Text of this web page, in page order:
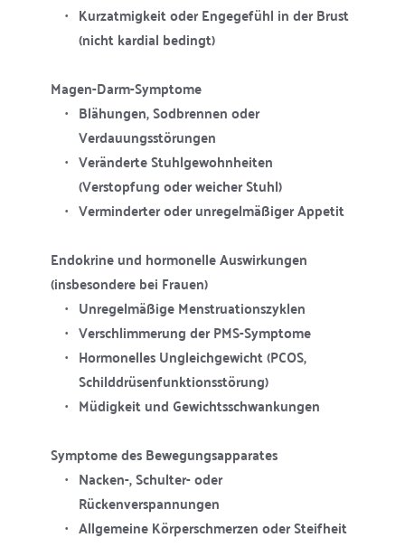
Kurzatmigkeit oder Engegefühl in der Brust
(nicht kardial bedingt)
Magen-Darm-Symptome
Blähungen, Sodbrennen oder
Verdauungsstörungen
Veränderte Stuhlgewohnheiten
(Verstopfung oder weicher Stuhl)
Verminderter oder unregelmäßiger Appetit
Endokrine und hormonelle Auswirkungen
(insbesondere bei Frauen)
Unregelmäßige Menstruationszyklen
Verschlimmerung der PMS-Symptome
Hormonelles Ungleichgewicht (PCOS,
Schilddrüsenfunktionsstörung)
Müdigkeit und Gewichtsschwankungen
Symptome des Bewegungsapparates
Nacken-, Schulter- oder
Rückenverspannungen
Allgemeine Körperschmerzen oder Steifheit